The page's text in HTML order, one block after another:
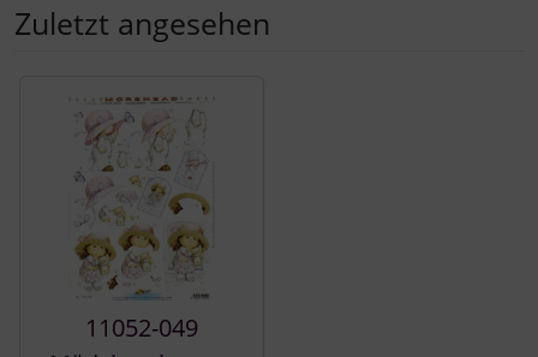
Zuletzt angesehen
11052-049